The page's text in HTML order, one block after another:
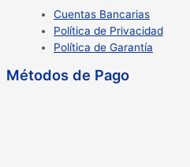
Cuentas Bancarias
Política de Privacidad
Política de Garantía
Métodos de Pago